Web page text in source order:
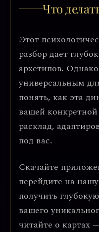
Что
Этот
разбор дает
архетипов.
универсальным
понять, как эта
вашей
расклад,
под вас.
Скачайте
перейдите на
получить
вашего
читайте о картах